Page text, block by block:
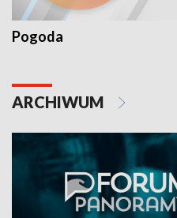
Pogoda
ARCHIWUM